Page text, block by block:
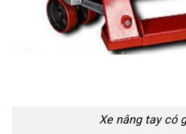
Xe nâng tay có